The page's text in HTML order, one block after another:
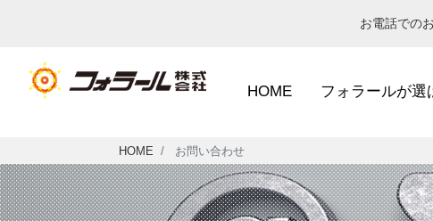
お電話での
HOME フォラールが選
HOME お問い合わせ